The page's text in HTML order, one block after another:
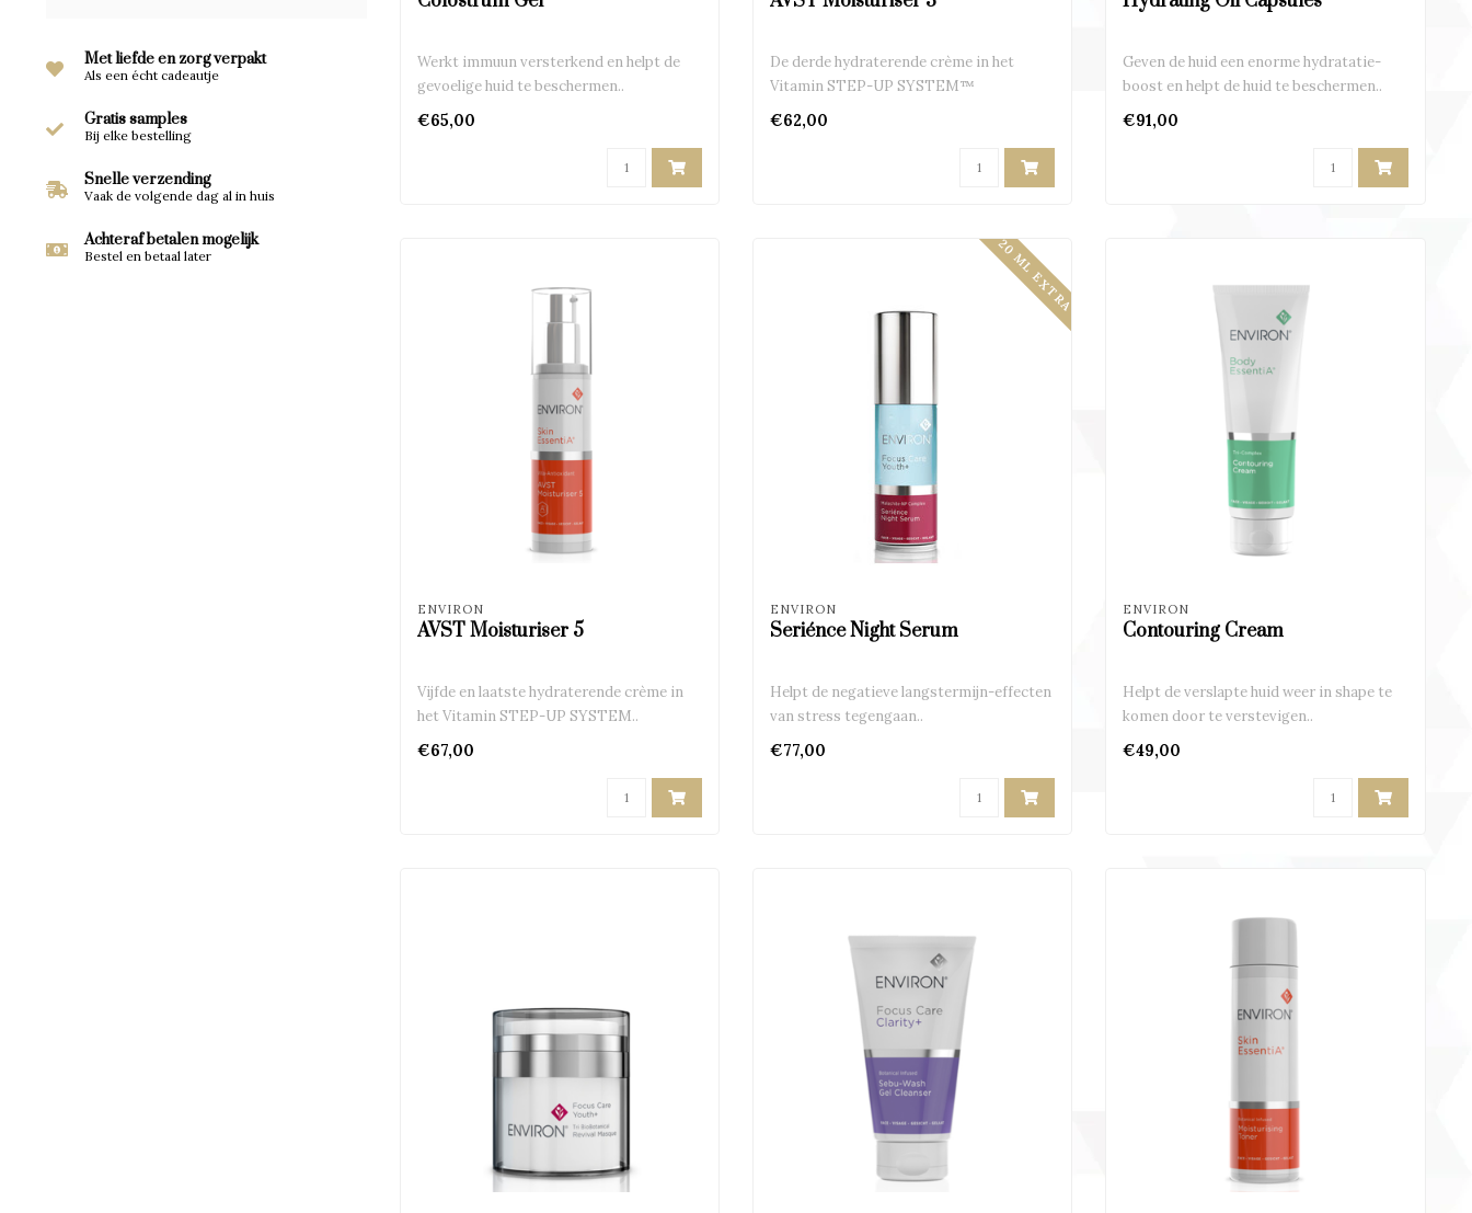
Met liefde en zorg verpakt
Als een écht cadeautje
Gratis samples
Bij elke bestelling
Snelle verzending
Vaak de volgende dag al in huis
Achteraf betalen mogelijk
Bestel en betaal later
Werkt immuun versterkend en helpt de
gevoelige huid te beschermen..
€65,00
De derde hydraterende crème in het
Vitamin STEP-UP SYSTEM™
€62,00
Geven de huid een enorme hydratatie-
boost en helpt de huid te beschermen..
€91,00
ENVIRON
AVST Moisturiser 5
Vijfde en laatste hydraterende crème in
het Vitamin STEP-UP SYSTEM..
€67,00
20 ML EXTRA
ENVIRON
Seriénce Night Serum
Helpt de negatieve langstermijn-effecten
van stress tegengaan..
€77,00
ENVIRON
Contouring Cream
Helpt de verslapte huid weer in shape te
komen door te verstevigen..
€49,00